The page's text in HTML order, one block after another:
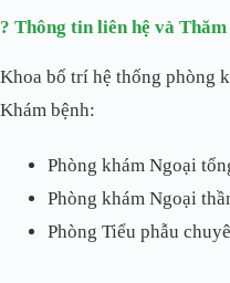
? Thông tin liên hệ và
Khoa bố trí hệ thống phòng
Khám bệnh:
Phòng khám Ngoại
Phòng khám Ngoại
Phòng Tiểu phẫu